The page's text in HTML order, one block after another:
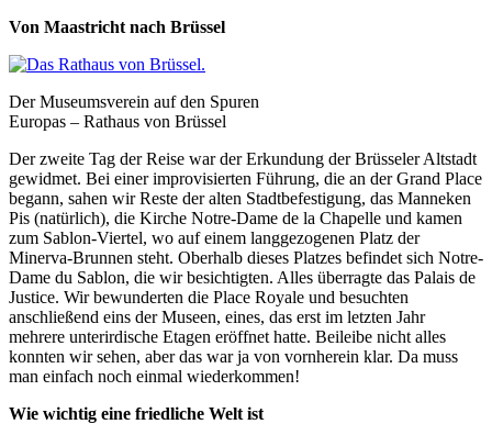
Von Maastricht nach Brüssel
Der Museumsverein auf den Spuren
Europas – Rathaus von Brüssel
Der zweite Tag der Reise war der Erkundung der Brüsseler Altstadt
gewidmet. Bei einer improvisierten Führung, die an der Grand Place
begann, sahen wir Reste der alten Stadtbefestigung, das Manneken
Pis (natürlich), die Kirche Notre-Dame de la Chapelle und kamen
zum Sablon-Viertel, wo auf einem langgezogenen Platz der
Minerva-Brunnen steht. Oberhalb dieses Platzes befindet sich Notre-
Dame du Sablon, die wir besichtigten. Alles überragte das Palais de
Justice. Wir bewunderten die Place Royale und besuchten
anschließend eins der Museen, eines, das erst im letzten Jahr
mehrere unterirdische Etagen eröffnet hatte. Beileibe nicht alles
konnten wir sehen, aber das war ja von vornherein klar. Da muss
man einfach noch einmal wiederkommen!
Wie wichtig eine friedliche Welt ist